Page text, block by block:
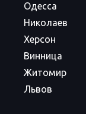
Одесса
Николаев
Херсон
Винница
Житомир
Львов